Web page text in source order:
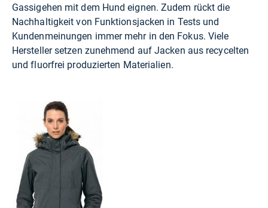
Gassigehen mit dem Hund eignen. Zudem rückt die
Nachhaltigkeit von Funktionsjacken in Tests und
Kundenmeinungen immer mehr in den Fokus. Viele
Hersteller setzen zunehmend auf Jacken aus recycelten
und fluorfrei produzierten Materialien.